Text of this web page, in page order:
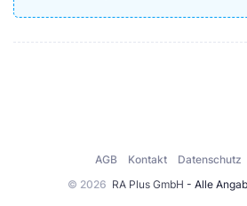
© 2026 RA Plus GmbH - Alle
AGB Kontakt Datenschutz